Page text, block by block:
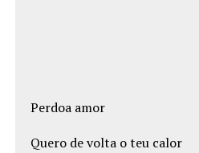
Perdoa amor
Quero de volta o teu calor